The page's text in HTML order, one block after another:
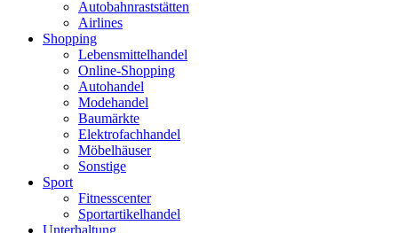
Autobahnraststätten
Airlines
Shopping
Lebensmittelhandel
Online-Shopping
Autohandel
Modehandel
Baumärkte
Elektrofachhandel
Möbelhäuser
Sonstige
Sport
Fitnesscenter
Sportartikelhandel
Unterhaltung